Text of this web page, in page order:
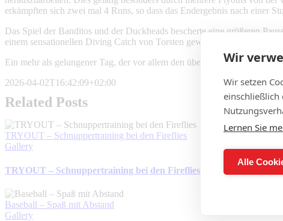
erkämpften sich zwei mal 4 Runs, so dass das Endergebnis nach einer
Das Spiel der Banditos und der Duckheads bescherte eine größeren
einem sensationellen Diving Catch von Torsten gewannen die Fireflies
Ein mehr als gelungener Tag, der vor allem den überaus herzlichen und
2026-04-02T16:42:09+02:00
Related Posts
TRYOUT – Schnuppertraining bei den Fireflies
Gallery
TRYOUT – Schnuppertraining bei den Fireflies
Baseball – Spaß mit Abstand
Gallery
Wir
Wir setzen
einschließlich
Lernen Sie
Alle